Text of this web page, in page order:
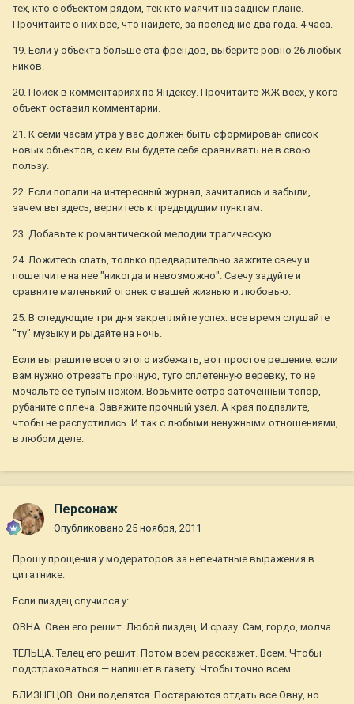
тех, кто с объектом рядом, тек кто маячит на заднем плане.
Прочитайте о них все, что найдете, за последние два года. 4 часа.
19. Если у объекта больше ста френдов, выберите ровно 26 любых
ников.
20. Поиск в комментариях по Яндексу. Прочитайте ЖЖ всех, у кого
объект оставил комментарии.
21. К семи часам утра у вас должен быть сформирован список
новых объектов, с кем вы будете себя сравнивать не в свою
пользу.
22. Если попали на интересный журнал, зачитались и забыли,
зачем вы здесь, вернитесь к предыдущим пунктам.
23. Добавьте к романтической мелодии трагическую.
24. Ложитесь спать, только предварительно зажгите свечу и
пошепчите на нее "никогда и невозможно". Свечу задуйте и
сравните маленький огонек с вашей жизнью и любовью.
25. В следующие три дня закрепляйте успех: все время слушайте
"ту" музыку и рыдайте на ночь.
Если вы решите всего этого избежать, вот простое решение: если
вам нужно отрезать прочную, туго сплетенную веревку, то не
мочальте ее тупым ножом. Возьмите остро заточенный топор,
рубаните с плеча. Завяжите прочный узел. А края подпалите,
чтобы не распустились. И так с любыми ненужными отношениями,
в любом деле.
Персонаж
Опубликовано 25 ноября, 2011
Прошу прощения у модераторов за непечатные выражения в
цитатнике:
Если пиздец случился у:
ОВНА. Овен его решит. Любой пиздец. И сразу. Сам, гордо, молча.
ТЕЛЬЦА. Телец его решит. Потом всем расскажет. Всем. Чтобы
подстраховаться — напишет в газету. Чтобы точно всем.
БЛИЗНЕЦОВ. Они поделятся. Постараются отдать все Овну, но